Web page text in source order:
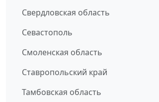
Свердловская область
Севастополь
Смоленская область
Ставропольский край
Тамбовская область